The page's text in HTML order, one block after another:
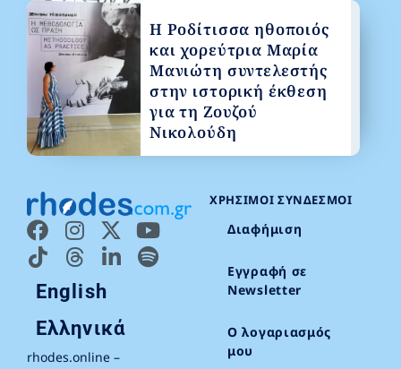
English
Ελληνικά
rhodes.online –
ΧΡΉΣΙΜΟΙ ΣΎΝΔΕΣΜΟΙ
Διαφήμιση
Εγγραφή σε
Newsletter
Ο λογαριασμός
μου
Η Ροδίτισσα ηθοποιός
και χορεύτρια Μαρία
Μανιώτη συντελεστής
στην ιστορική έκθεση
για τη Ζουζού
Νικολούδη